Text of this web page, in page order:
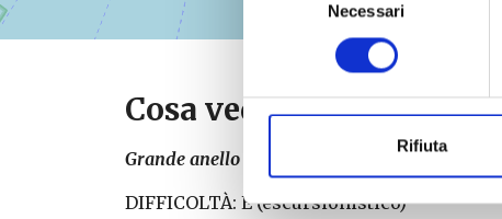
consenso
Necessari
Rifiuta
Cosa vedere
Grande anello escursionistico della Gola del Rio
DIFFICOLTÀ: E (escursionistico)